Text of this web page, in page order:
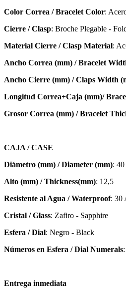
Color Correa / Bracelet Color:
Cierre / Clasp: Broche Plegable -
Material Cierre / Clasp Material:
Ancho Correa (mm) / Bracelet
Ancho Cierre (mm) / Claps Width
Longitud Correa+Caja (mm)/
Grosor Correa (mm) / Bracelet
CAJA / CASE
Diámetro (mm) / Diameter (mm): 40
Alto (mm) / Thickness(mm): 12,5
Resistente al Agua / Waterproof: 30
Cristal / Glass: Zafiro - Sapphire
Esfera / Dial: Negro - Black
Números en Esfera / Dial Numerals
Entrega inmediata